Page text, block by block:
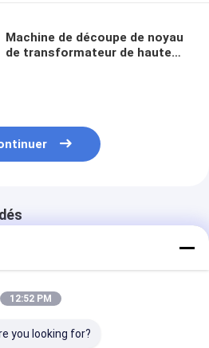
Machine de découpe de noyau
de transformateur de haute
12:52 PM
you looking for?